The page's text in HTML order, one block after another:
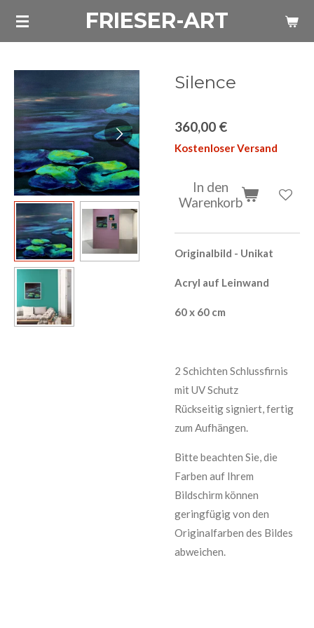
Zum
FRIESER-ART
Silence
360,00 €
Kostenloser Versand
In den
Warenkorb
Originalbild - Unikat
Acryl auf Leinwand
60 x 60 cm
2 Schichten Schlussfirnis
mit UV Schutz
Rückseitig signiert, fertig
zum Aufhängen.
Bitte beachten Sie, die
Farben auf Ihrem
Bildschirm können
geringfügig von den
Originalfarben des Bildes
abweichen.